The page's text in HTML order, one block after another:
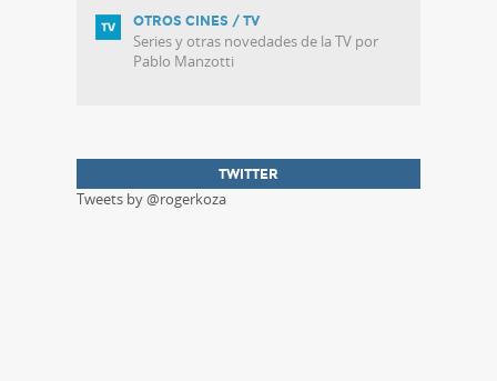
OTROS CINES / TV
Series y otras novedades de la TV por
Pablo Manzotti
TWITTER
Tweets by @rogerkoza